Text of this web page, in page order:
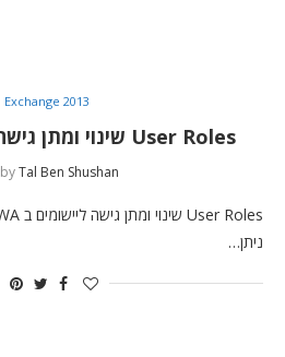
Exchange 2013
User Roles שינוי ומתן גישה ליישומים ב OWA
byTal Ben Shushan
ניתן…